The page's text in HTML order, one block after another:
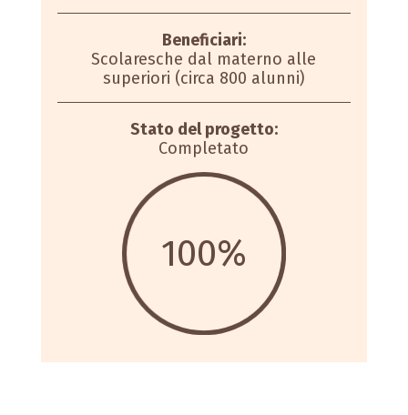
Beneficiari:
Scolaresche dal materno alle
superiori (circa 800 alunni)
Stato del progetto:
Completato
100%